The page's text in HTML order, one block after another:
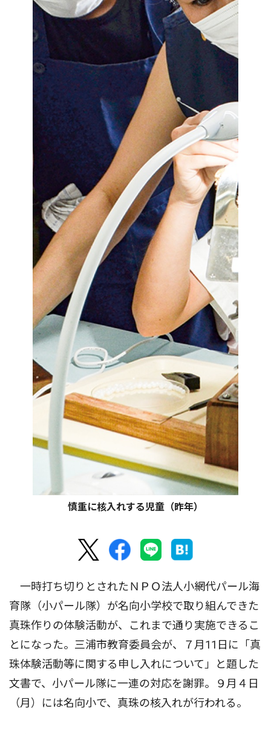
慎重に核入れする児童（昨年）
一時打ち切りとされたＮＰＯ法人小網代パール海
育隊（小パール隊）が名向小学校で取り組んできた
真珠作りの体験活動が、これまで通り実施できるこ
とになった。三浦市教育委員会が、７月11日に「真
珠体験活動等に関する申し入れについて」と題した
文書で、小パール隊に一連の対応を謝罪。９月４日
（月）には名向小で、真珠の核入れが行われる。